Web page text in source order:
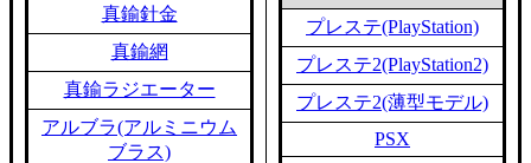
真鍮針金
真鍮網
真鍮ラジエーター
アルブラ(アルミニウム
ブラス)
プレステ(PlayStation)
プレステ2(PlayStation2)
プレステ2(薄型モデル)
PSX